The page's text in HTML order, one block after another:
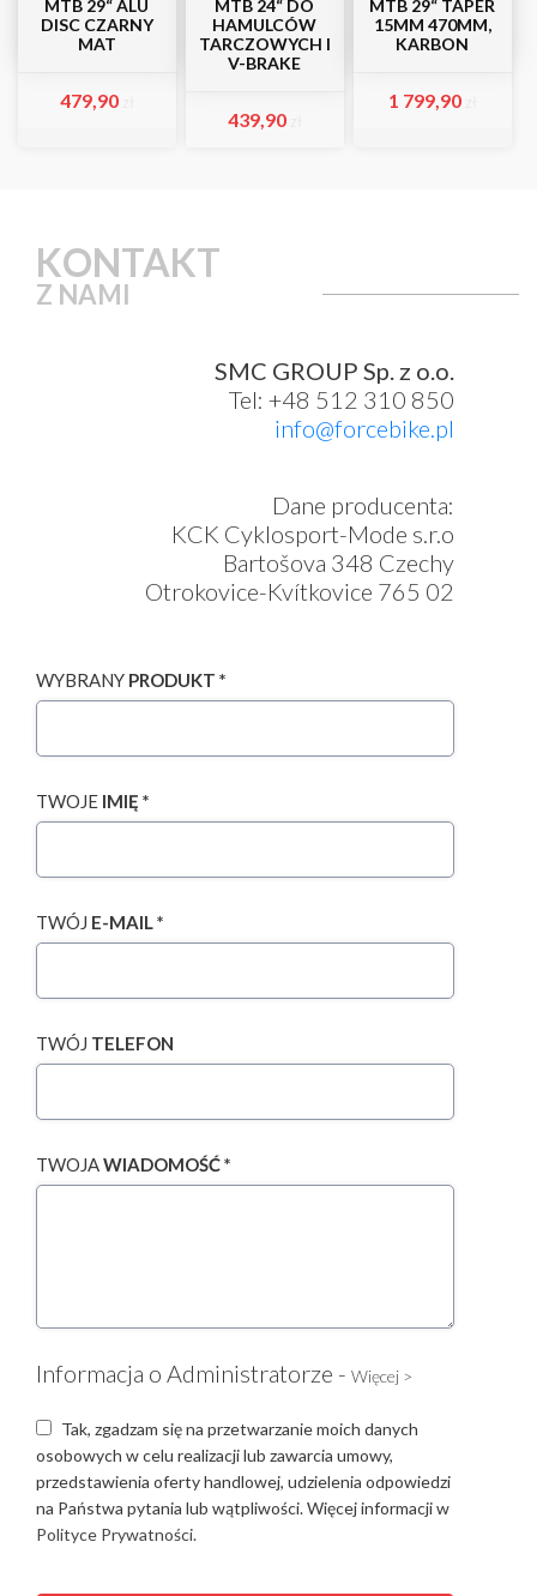
MTB 29“ ALU
DISC CZARNY
MAT
479,90
MTB 24“ DO
HAMULCÓW
TARCZOWYCH I
V-BRAKE
439,90
MTB 29“ TAPER
15MM 470MM,
KARBON
1 799,90
KONTAKT
Z NAMI
SMC GROUP Sp. z o.o.
Tel: +48 512 310 850
info@forcebike.pl
Dane producenta:
KCK Cyklosport-Mode s.r.o
Bartošova 348 Czechy
Otrokovice-Kvítkovice 765 02
WYBRANY PRODUKT *
TWOJE IMIĘ *
TWÓJ E-MAIL *
TWÓJ TELEFON
TWOJAWIADOMOŚĆ *
Informacja o Administratorze - Więcej >
Tak, zgadzam się na przetwarzanie moich danych
osobowych w celu realizacji lub zawarcia umowy,
przedstawienia oferty handlowej, udzielenia odpowiedzi
na Państwa pytania lub wątpliwości. Więcej informacji w
Polityce Prywatności.